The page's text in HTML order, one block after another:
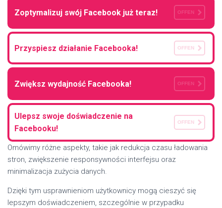
Zoptymalizuj swój Facebook już teraz! OFFEN
Przyspiesz działanie Facebooka! OFFEN
Zwiększ wydajność Facebooka! OFFEN
Ulepsz swoje doświadczenie na
Facebooku!
OFFEN
Omówimy różne aspekty, takie jak redukcja czasu ładowania
stron, zwiększenie responsywności interfejsu oraz
minimalizacja zużycia danych.
Dzięki tym usprawnieniom użytkownicy mogą cieszyć się
lepszym doświadczeniem, szczególnie w przypadku